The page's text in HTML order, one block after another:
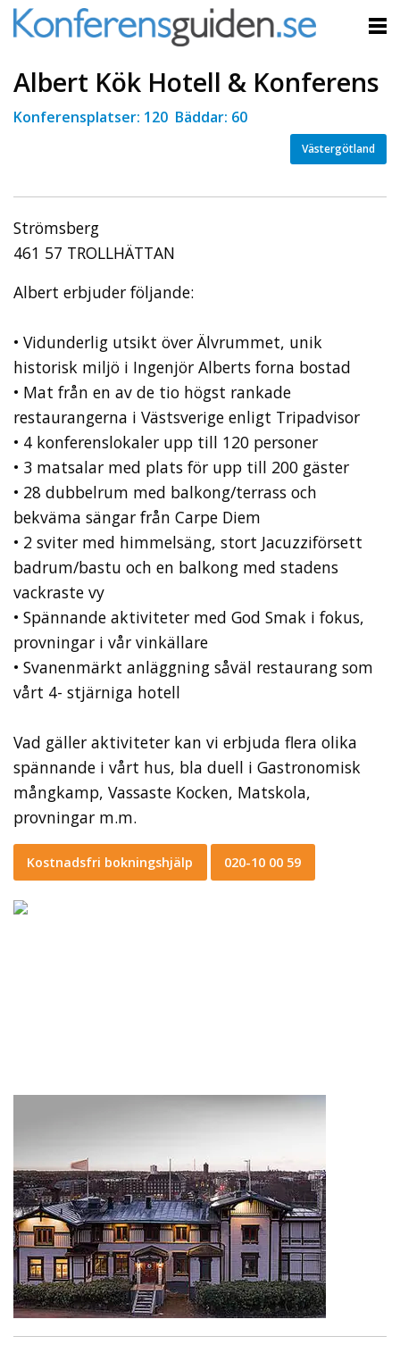
Albert Kök Hotell & Konferens
Konferensplatser: 120 Bäddar: 60
Västergötland
Strömsberg
461 57 TROLLHÄTTAN
Albert erbjuder följande:
• Vidunderlig utsikt över Älvrummet, unik
historisk miljö i Ingenjör Alberts forna bostad
• Mat från en av de tio högst rankade
restaurangerna i Västsverige enligt Tripadvisor
• 4 konferenslokaler upp till 120 personer
• 3 matsalar med plats för upp till 200 gäster
• 28 dubbelrum med balkong/terrass och
bekväma sängar från Carpe Diem
• 2 sviter med himmelsäng, stort Jacuzziförsett
badrum/bastu och en balkong med stadens
vackraste vy
• Spännande aktiviteter med God Smak i fokus,
provningar i vår vinkällare
• Svanenmärkt anläggning såväl restaurang som
vårt 4- stjärniga hotell
Vad gäller aktiviteter kan vi erbjuda flera olika
spännande i vårt hus, bla duell i Gastronomisk
mångkamp, Vassaste Kocken, Matskola,
provningar m.m.
Kostnadsfri bokningshjälp 020-10 00 59